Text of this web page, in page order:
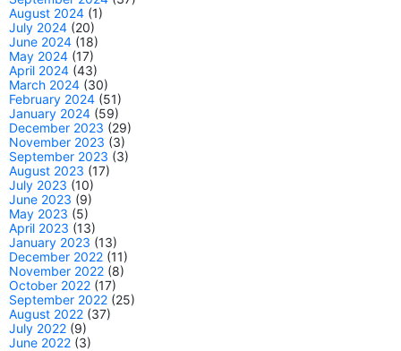
August 2024 (1)
July 2024 (20)
June 2024 (18)
May 2024 (17)
April 2024 (43)
March 2024 (30)
February 2024 (51)
January 2024 (59)
December 2023 (29)
November 2023 (3)
September 2023 (3)
August 2023 (17)
July 2023 (10)
June 2023 (9)
May 2023 (5)
April 2023 (13)
January 2023 (13)
December 2022 (11)
November 2022 (8)
October 2022 (17)
September 2022 (25)
August 2022 (37)
July 2022 (9)
June 2022 (3)